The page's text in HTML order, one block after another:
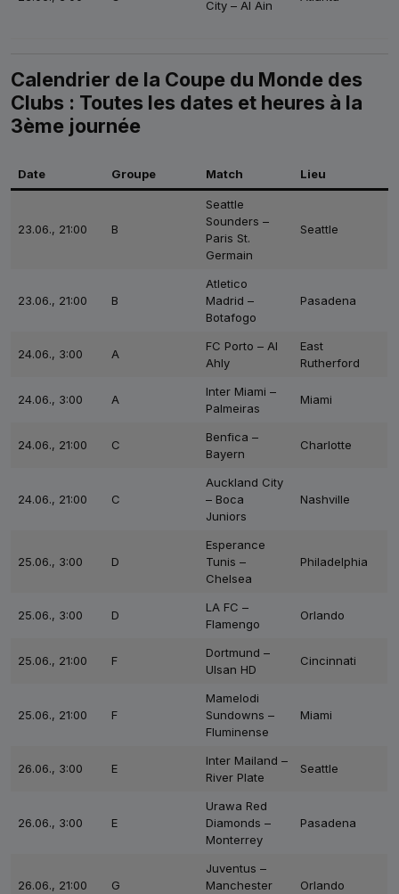
City – Al Ain
Calendrier de la Coupe du Monde des
Clubs : Toutes les dates et heures à la
3ème journée
Date Groupe Match Lieu
23.06., 21:00 B
Seattle
Sounders –
Paris St.
Germain
Seattle
23.06., 21:00 B
Atletico
Madrid –
Botafogo
Pasadena
24.06., 3:00 A
FC Porto – Al
Ahly
East
Rutherford
24.06., 3:00 A
Inter Miami –
Palmeiras
Miami
24.06., 21:00 C
Benfica –
Bayern
Charlotte
24.06., 21:00 C
Auckland City
– Boca
Juniors
Nashville
25.06., 3:00 D
Esperance
Tunis –
Chelsea
Philadelphia
25.06., 3:00 D
LA FC –
Flamengo
Orlando
25.06., 21:00 F
Dortmund –
Ulsan HD
Cincinnati
25.06., 21:00 F
Mamelodi
Sundowns –
Fluminense
Miami
26.06., 3:00 E
Inter Mailand –
River Plate
Seattle
26.06., 3:00 E
Urawa Red
Diamonds –
Monterrey
Pasadena
26.06., 21:00 G
Juventus –
Manchester
Orlando